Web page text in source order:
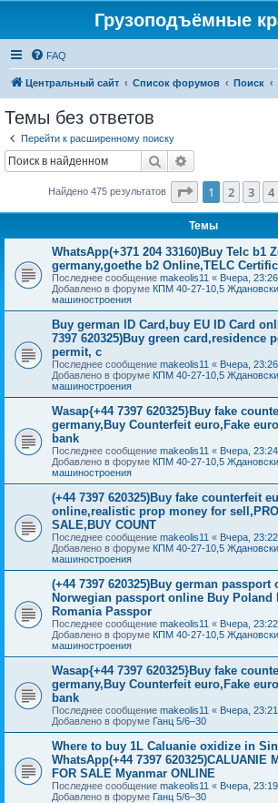
Грузоподъёмные
FAQ
Центральный сайт Список форумов Поиск
Темы без ответов
Перейти к расширенному поиску
Поиск
Найдено 475 результатов Страница из
1 2 3 4
Темы
WhatsApp(+371 204 33160)Buy Telc b1
germany,goethe b2 Online,TELC
Последнее сообщение makeolis11 « Вчера, 23:26
Добавлено в форуме КПМ 40-27-10,5
машиностроения
Buy german ID Card,buy EU ID Card
7397 620325)Buy green card,residence
permit, c
Последнее сообщение makeolis11 « Вчера, 23:26
Добавлено в форуме КПМ 40-27-10,5
машиностроения
Wasap{+44 7397 620325}Buy fake
germany,Buy Counterfeit euro,Fake
bank
Последнее сообщение makeolis11 « Вчера, 23:24
Добавлено в форуме КПМ 40-27-10,5
машиностроения
(+44 7397 620325)Buy fake counterfeit
online,realistic prop money for
SALE,BUY COUNT
Последнее сообщение makeolis11 « Вчера, 23:22
Добавлено в форуме КПМ 40-27-10,5
машиностроения
(+44 7397 620325)Buy german passport
Norwegian passport online Buy Poland
Romania Passpor
Последнее сообщение makeolis11 « Вчера, 23:22
Добавлено в форуме КПМ 40-27-10,5
машиностроения
Wasap{+44 7397 620325}Buy fake
germany,Buy Counterfeit euro,Fake
bank
Последнее сообщение makeolis11 « Вчера, 23:21
Добавлено в форуме Ганц 5/6–30
Where to buy 1L Caluanie oxidize in
WhatsApp(+44 7397 620325)CALUANIE
FOR SALE Myanmar ONLINE
Последнее сообщение makeolis11 « Вчера, 23:19
Добавлено в форуме Ганц 5/6–30